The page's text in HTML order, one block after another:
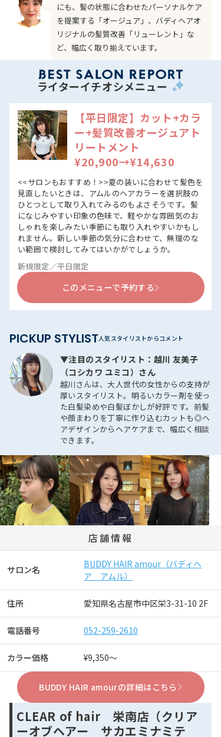
にも、髪の状態に合わせたパーソナルケア
を提案する「オージュア」、バディヘアオ
リジナルの髪質改善「リューレント」な
ど、幅広く取り揃えています。
ライターイチオシメニュー
【平日限定】カット+カラ
ー+髪質改善オージュアト
リートメント
¥20,900→¥14,630
<<サロンもおすすめ！>>夏の装いに合わせて髪色を
見直したいときは、アムルのヘアカラーを選択肢の
ひとつとして取り入れてみるのもよさそうです。髪
になじみやすい印象の色味で、軽やかな雰囲気のお
しゃれを楽しみたい季節にも取り入れやすいかもし
れません。新しい季節の気分に合わせて、無理のな
い範囲で検討してみてはいかがでしょうか。
新規限定／平日限定
このメニューで予約する
PICKUP STYLIST
▼注目のスタイリスト：越川 友美子
（コシカワ ユミコ）さん
越川さんは、大人世代の女性からの支持が
厚いスタイリスト。明るいカラー剤を使っ
た白髪染めや白髪ぼかしが好評です。前髪
や顔まわりを丁寧に作り込むカットも◎ヘ
アデザインからヘアケアまで、幅広く相談
できます。
店舗情報
サロン名
BUDDY HAIR amour（バディヘ
ア アムル）
住所 愛知県名古屋市中区栄3-31-10 2F
電話番号 052-259-2610
カラー価格 ¥9,350～
BUDDY HAIR amourの詳細はこちら
CLEAR of hair 栄南店（クリア
ーオブヘアー サカエミナミテ